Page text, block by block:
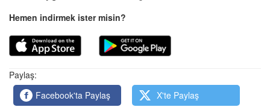
Hemen indirmek ister misin?
Paylaş:
Facebook'ta Paylaş
X'te Paylaş